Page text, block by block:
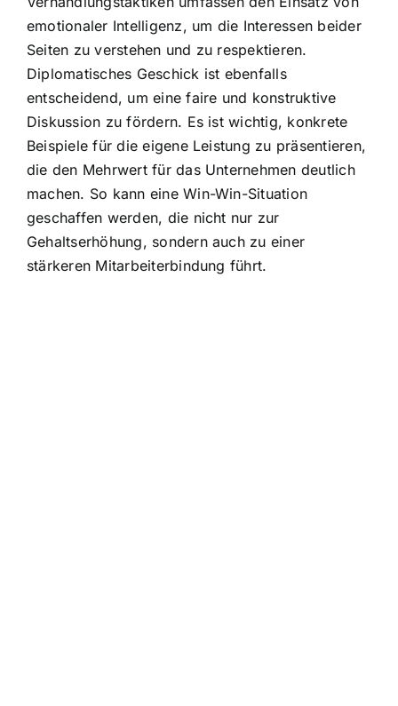
emotionaler Intelligenz, um die Interessen beider
Seiten zu verstehen und zu respektieren.
Diplomatisches Geschick ist ebenfalls
entscheidend, um eine faire und konstruktive
Diskussion zu fördern. Es ist wichtig, konkrete
Beispiele für die eigene Leistung zu präsentieren,
die den Mehrwert für das Unternehmen deutlich
machen. So kann eine Win-Win-Situation
geschaffen werden, die nicht nur zur
Gehaltserhöhung, sondern auch zu einer
stärkeren Mitarbeiterbindung führt.